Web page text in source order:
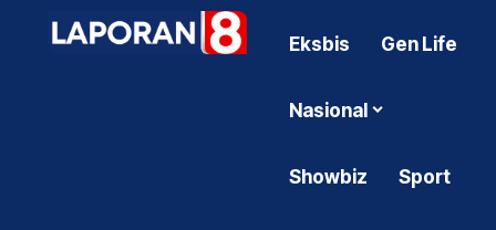
Eksbis Gen Life
Nasional
Showbiz Sport